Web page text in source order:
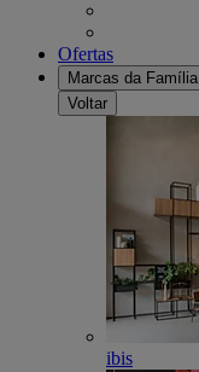
Ofertas
Marcas da Família
Voltar
ibis